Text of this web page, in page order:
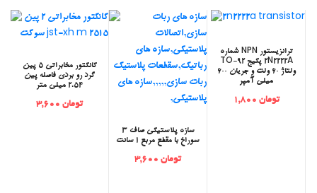
‫کانکتور مخابراتی 5 پین
گرد رو بردی فاصله پین
2.54 میلی متر
تومان 3,600
‫سازه پلاستیکی صاف 3
سوراخ با مقطع مربع 1 سانت
تومان 3,600
‫ترانزیستور NPN شماره
2N2222A پکیج TO-92
ولتاژ 60 ولت و جریان 600
میلی آمپر
تومان 1,800